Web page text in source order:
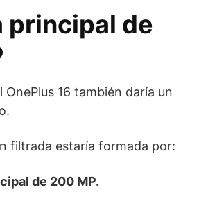
principal de
16 también daría un
filtrada estaría formada por:
de 200 MP.